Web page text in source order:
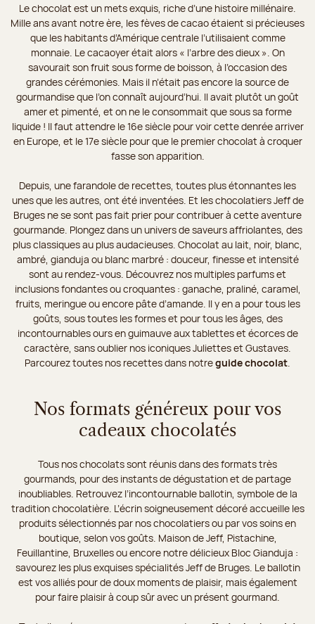
Le chocolat est un mets exquis, riche d’une histoire millénaire.
Mille ans avant notre ère, les fèves de cacao étaient si précieuses
que les habitants d’Amérique centrale l’utilisaient comme
monnaie. Le cacaoyer était alors « l’arbre des dieux ». On
savourait son fruit sous forme de boisson, à l’occasion des
grandes cérémonies. Mais il n’était pas encore la source de
gourmandise que l’on connaît aujourd’hui. Il avait plutôt un goût
amer et pimenté, et on ne le consommait que sous sa forme
liquide ! Il faut attendre le 16e siècle pour voir cette denrée arriver
en Europe, et le 17e siècle pour que le premier chocolat à croquer
fasse son apparition.
Depuis, une farandole de recettes, toutes plus étonnantes les
unes que les autres, ont été inventées. Et les chocolatiers Jeff de
Bruges ne se sont pas fait prier pour contribuer à cette aventure
gourmande. Plongez dans un univers de saveurs affriolantes, des
plus classiques au plus audacieuses. Chocolat au lait, noir, blanc,
ambré, gianduja ou blanc marbré : douceur, finesse et intensité
sont au rendez-vous. Découvrez nos multiples parfums et
inclusions fondantes ou croquantes : ganache, praliné, caramel,
fruits, meringue ou encore pâte d’amande. Il y en a pour tous les
goûts, sous toutes les formes et pour tous les âges, des
incontournables ours en guimauve aux tablettes et écorces de
caractère, sans oublier nos iconiques Juliettes et Gustaves.
Parcourez toutes nos recettes dans notreguide chocolat
Nos formats généreux pour vos
cadeaux chocolatés
Tous nos chocolats sont réunis dans des formats très
gourmands, pour des instants de dégustation et de partage
inoubliables. Retrouvez l’incontournable ballotin, symbole de la
tradition chocolatière. L’écrin soigneusement décoré accueille les
produits sélectionnés par nos chocolatiers ou par vos soins en
boutique, selon vos goûts. Maison de Jeff, Pistachine,
Feuillantine, Bruxelles ou encore notre délicieux Bloc Gianduja :
savourez les plus exquises spécialités Jeff de Bruges. Le ballotin
est vos alliés pour de doux moments de plaisir, mais également
pour faire plaisir à coup sûr avec un présent gourmand.